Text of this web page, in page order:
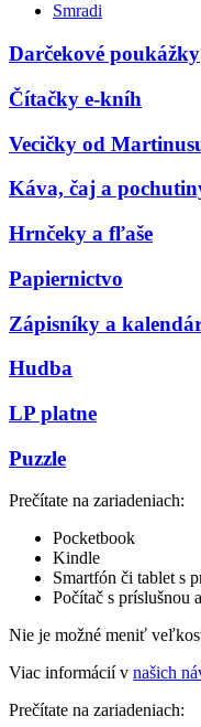
Smradi
Darčekové poukážky
Čítačky e-kníh
Vecičky od
Káva, čaj a
Hrnčeky a fľaše
Papiernictvo
Zápisníky a
Hudba
LP platne
Puzzle
Prečítate na zariadeniach:
Pocketbook
Kindle
Smartfón či tablet s
Počítač s príslušnou
Nie je možné meniť
Viac informácií v našich
Prečítate na zariadeniach: